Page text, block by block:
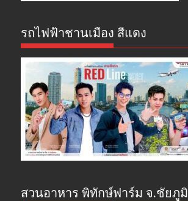
รถไฟฟ้าชานเมือง สีแดง
สวนอาหาร พิทักษ์ฟาร์ม จ.ชัยภูมิ